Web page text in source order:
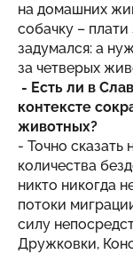
на домашних
собачку –
задумался: а
за четверых
- Есть ли в
контексте
животных?
- Точно сказать
количества
никто никогда
потоки
силу
Дружковки,